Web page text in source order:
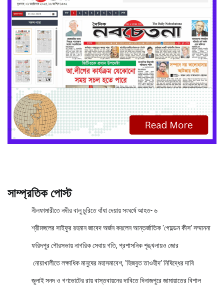
সাম্প্রতিক পোস্ট
নীলফামারীতে নদীর বালু চুরিতে বাঁধা দেয়ায় সংঘর্ষে আহত- ৬
শ্রীমঙ্গলের সাইফুর রহমান জাবেদ অর্জন করলেন আন্তর্জাতিক ‘গোল্ডেন কীস’ সম্মাননা
ফরিদপুর পৌরসভায় নাগরিক সেবায় গতি, প্রশাসনিক শৃঙ্খলায়ও জোর
নোয়াখালীতে লক্ষাধিক মানুষের মহাসমাবেশ, ‘হিজবুত তাওহীদ’ নিষিদ্ধের দাবি
জুলাই সনদ ও গণভোটের রায় বাস্তবায়নের দাবিতে দিনাজপুরে জামায়াতের বিশাল